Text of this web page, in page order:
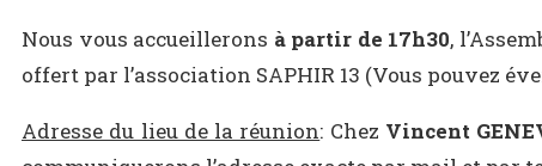
Nous vous accueillerons à partir de 17h30,
offert par l’association SAPHIR 13 (Vous pouvez
Adresse du lieu de la réunion: Chez Vincent